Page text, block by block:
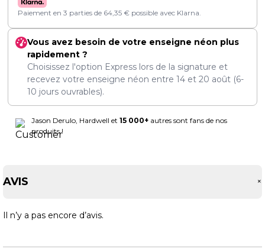
Paiement en 3 parties de 64,35 € possible avec Klarna.
Vous avez besoin de votre enseigne néon plus
rapidement ?
Choisissez l'option Express lors de la signature et
recevez votre enseigne néon entre 14 et 20 août (6-
10 jours ouvrables).
Jason Derulo, Hardwell et 15 000+ autres sont fans de nos
produits !
AVIS +
Il n’y a pas encore d’avis.